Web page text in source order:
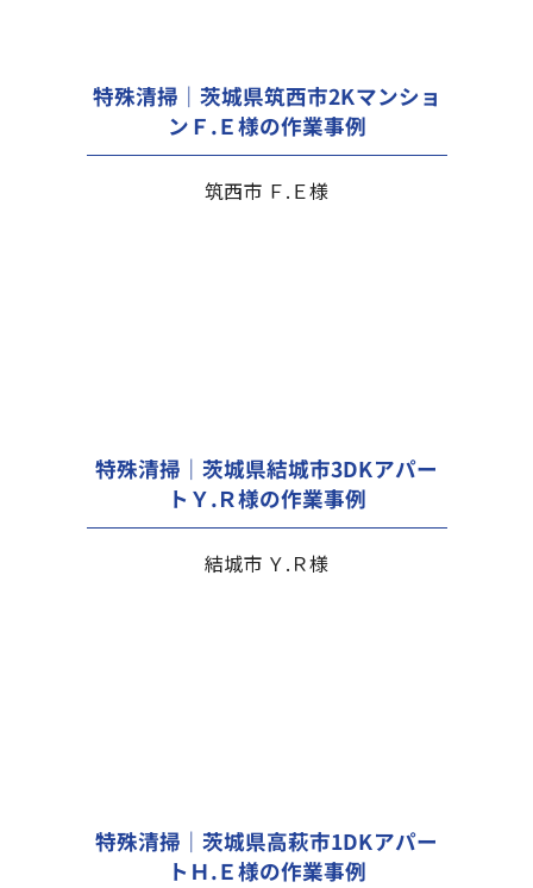
特殊清掃｜茨城県筑西市2Kマンショ
ンＦ.Ｅ様の作業事例
筑西市 Ｆ.Ｅ様
特殊清掃｜茨城県結城市3DKアパー
トＹ.Ｒ様の作業事例
結城市 Ｙ.Ｒ様
特殊清掃｜茨城県高萩市1DKアパー
トＨ.Ｅ様の作業事例